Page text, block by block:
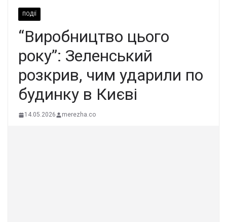
ПОДІЇ
“Виробництво цього
року”: Зеленський
розкрив, чим ударили по
будинку в Києві
14.05.2026 merezha.co